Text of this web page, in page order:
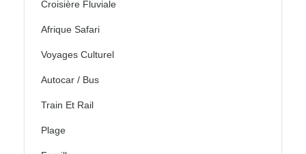
Croisière Fluviale
Afrique Safari
Voyages Culturel
Autocar / Bus
Train Et Rail
Plage